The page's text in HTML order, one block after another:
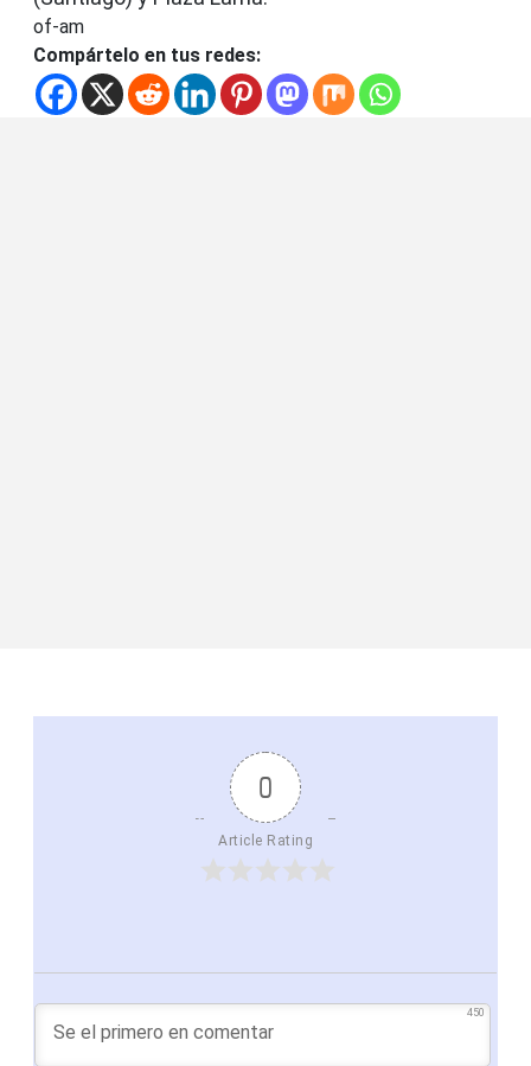
of-am
Compártelo en tus redes:
0
Article Rating
450